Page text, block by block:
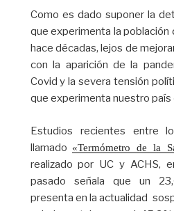
Como es dado suponer la
que experimenta la población
hace décadas, lejos de
con la aparición de la
Covid y la severa tensión
que experimenta nuestro país
Estudios recientes entre
llamado «Termómetro de la
realizado por UC y ACHS,
pasado señala que un
presenta en la actualidad